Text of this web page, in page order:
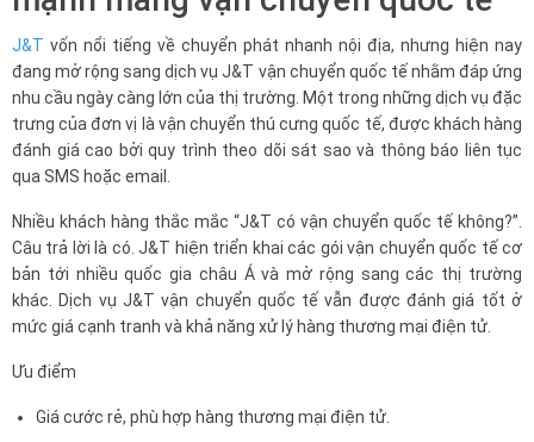
J&T vốn nổi tiếng về chuyển phát nhanh nội địa, nhưng hiện nay
đang mở rộng sang dịch vụ J&T vận chuyển quốc tế nhằm đáp ứng
nhu cầu ngày càng lớn của thị trường. Một trong những dịch vụ đặc
trưng của đơn vị là vận chuyển thú cưng quốc tế, được khách hàng
đánh giá cao bởi quy trình theo dõi sát sao và thông báo liên tục
qua SMS hoặc email.
Nhiều khách hàng thắc mắc “J&T có vận chuyển quốc tế không?”.
Câu trả lời là có. J&T hiện triển khai các gói vận chuyển quốc tế cơ
bản tới nhiều quốc gia châu Á và mở rộng sang các thị trường
khác. Dịch vụ J&T vận chuyển quốc tế vẫn được đánh giá tốt ở
mức giá cạnh tranh và khả năng xử lý hàng thương mại điện tử.
Ưu điểm
Giá cước rẻ, phù hợp hàng thương mại điện tử.